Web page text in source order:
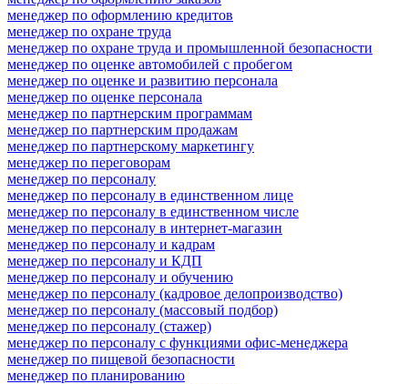
менеджер по оформлению кредитов
менеджер по охране труда
менеджер по охране труда и промышленной безопасности
менеджер по оценке автомобилей с пробегом
менеджер по оценке и развитию персонала
менеджер по оценке персонала
менеджер по партнерским программам
менеджер по партнерским продажам
менеджер по партнерскому маркетингу
менеджер по переговорам
менеджер по персоналу
менеджер по персоналу в единственном лице
менеджер по персоналу в единственном числе
менеджер по персоналу в интернет-магазин
менеджер по персоналу и кадрам
менеджер по персоналу и КДП
менеджер по персоналу и обучению
менеджер по персоналу (кадровое делопроизводство)
менеджер по персоналу (массовый подбор)
менеджер по персоналу (стажер)
менеджер по персоналу с функциями офис-менеджера
менеджер по пищевой безопасности
менеджер по планированию